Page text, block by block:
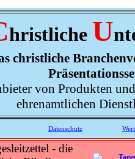
hristliche U
christliche
von Produkten
ehrenamtlichen
Datenschutz
- die